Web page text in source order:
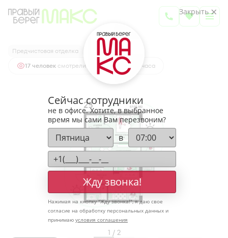
2-комнатная57.08 м2
7 227 926 руб.
Ипотекаот 23 831 руб.
Предчистовая отделка
Высокие потолки
17 человек смотрели эту квартиру за 24 часа
1 / 2
Закрыть
Сейчас сотрудники
не в офисе. Хотите, в выбранное
время мы сами Вам перезвоним?
в
Жду звонка!
Нажимая на кнопку "Жду звонка!", я даю свое
согласие на обработку персональных данных и
принимаю условия соглашения